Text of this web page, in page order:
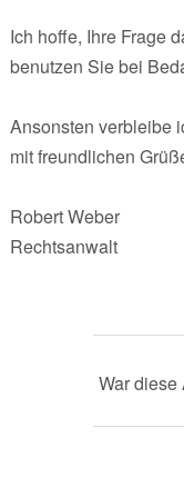
Ich hoffe, Ihre Frage
benutzen Sie bei
Ansonsten verbleibe
mit freundlichen
Robert Weber
Rechtsanwalt
War diese